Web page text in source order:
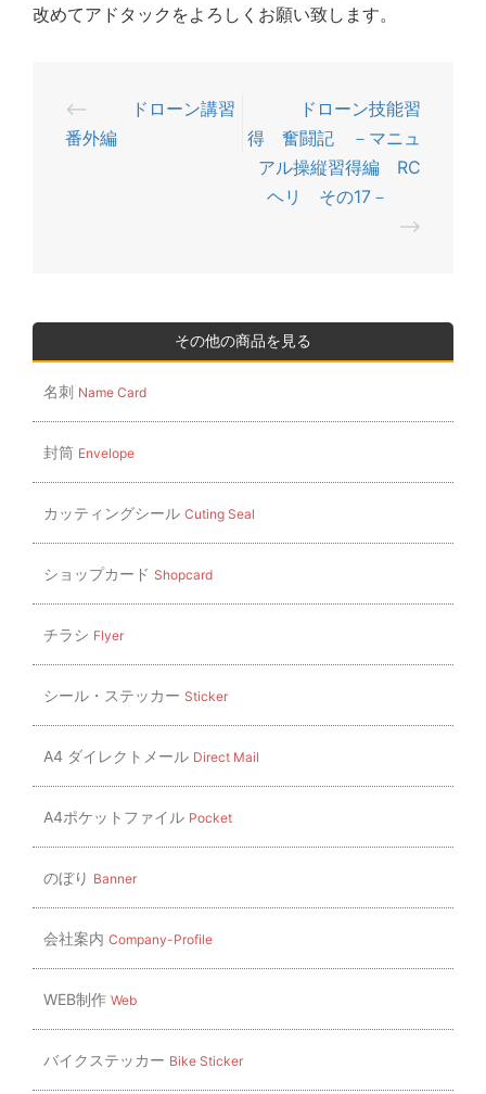
改めてアドタックをよろしくお願い致します。
投
稿
シ
ン
⟵
ドローン講習
番外編
ドローン技能習
得 奮闘記 －マニュ
アル操縦習得編 RC
ヘリ その17－
⟶
その他の商品を見る
名刺 Name Card
封筒 Envelope
カッティングシール Cuting Seal
ショップカード Shopcard
チラシ Flyer
シール・ステッカー Sticker
A4 ダイレクトメール Direct Mail
A4ポケットファイル Pocket
のぼり Banner
会社案内 Company-Profile
WEB制作 Web
バイクステッカー Bike Sticker